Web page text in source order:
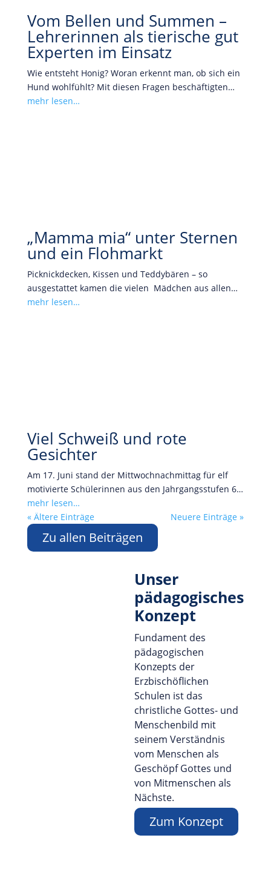
Vom Bellen und Summen –
Lehrerinnen als tierische gut
Experten im Einsatz
Wie entsteht Honig? Woran erkennt man, ob sich ein
Hund wohlfühlt? Mit diesen Fragen beschäftigten…
mehr lesen…
„Mamma mia“ unter Sternen
und ein Flohmarkt
Picknickdecken, Kissen und Teddybären – so
ausgestattet kamen die vielen Mädchen aus allen…
mehr lesen…
Viel Schweiß und rote
Gesichter
Am 17. Juni stand der Mittwochnachmittag für elf
motivierte Schülerinnen aus den Jahrgangsstufen 6…
mehr lesen…
« Ältere Einträge
Neuere Einträge »
Zu allen Beiträgen
Unser
pädagogisches
Konzept
Fundament des
pädagogischen
Konzepts der
Erzbischöflichen
Schulen ist das
christliche Gottes- und
Menschenbild mit
seinem Verständnis
vom Menschen als
Geschöpf Gottes und
von Mitmenschen als
Nächste.
Zum Konzept